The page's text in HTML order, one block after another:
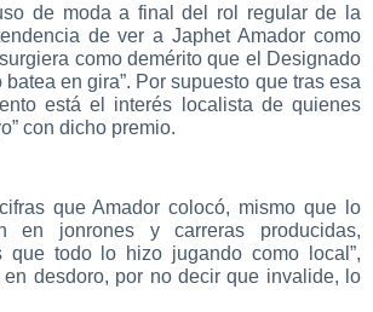
de moda a final del rol regular de la
de ver a Japhet Amador como
como demérito que el Designado
batea en gira”. Por supuesto que tras esa
está el interés localista de quienes
con dicho premio.
que Amador colocó, mismo que lo
en jonrones y carreras producidas,
que todo lo hizo jugando como local”,
desdoro, por no decir que invalide, lo